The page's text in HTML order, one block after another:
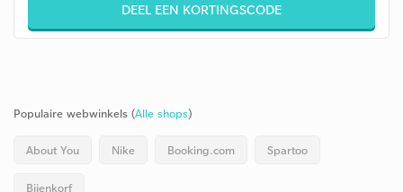
DEEL EEN KORTINGSCODE
Populaire webwinkels (Alle shops)
About You Nike Booking.com Spartoo
Bijenkorf